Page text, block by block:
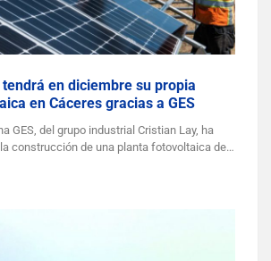
en diciembre su propia
en Cáceres gracias a GES
GES, del grupo industrial Cristian Lay, ha
construcción de una planta fotovoltaica de…